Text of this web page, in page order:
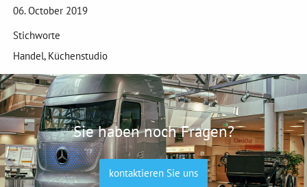
06. October 2019
Stichworte
Handel, Küchenstudio
Sie haben noch Fragen?
kontaktieren Sie uns